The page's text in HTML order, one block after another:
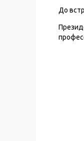
До